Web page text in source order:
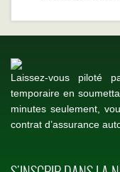
Laissez-vous piloté
temporaire en
minutes seulement,
contrat d’assurance